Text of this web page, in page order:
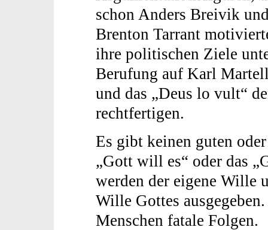
schon Anders Breivik
Brenton Tarrant
ihre politischen Ziele
Berufung auf Karl
und das „Deus lo vult“
rechtfertigen.
Es gibt keinen guten
„Gott will es“ oder das
werden der eigene Wille
Wille Gottes
Menschen fatale Folgen.